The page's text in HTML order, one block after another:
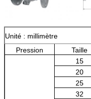
Unité : millimètre
Pression
Taille
15
20
25
32